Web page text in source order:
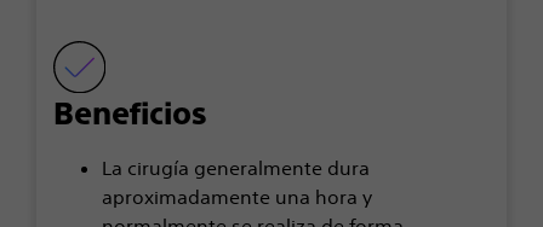
Beneficios
La cirugía generalmente dura
aproximadamente una hora y